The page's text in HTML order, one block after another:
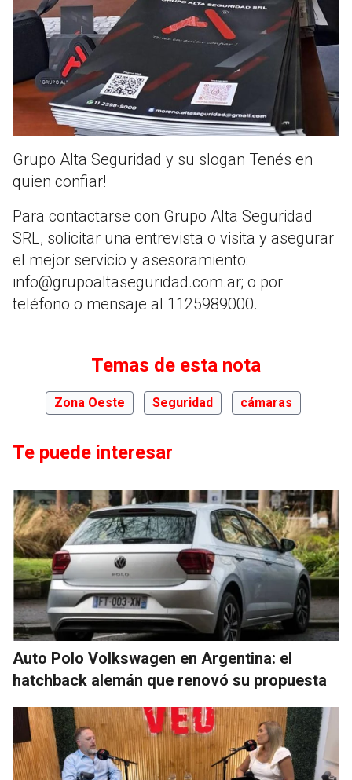
Grupo Alta Seguridad y su slogan Tenés en
quien confiar!
Para contactarse con Grupo Alta Seguridad
SRL, solicitar una entrevista o visita y asegurar
el mejor servicio y asesoramiento:
info@grupoaltaseguridad.com.ar; o por
teléfono o mensaje al 1125989000.
Temas de esta nota
Zona Oeste Seguridad cámaras
Te puede interesar
Auto Polo Volkswagen en Argentina: el
hatchback alemán que renovó su propuesta